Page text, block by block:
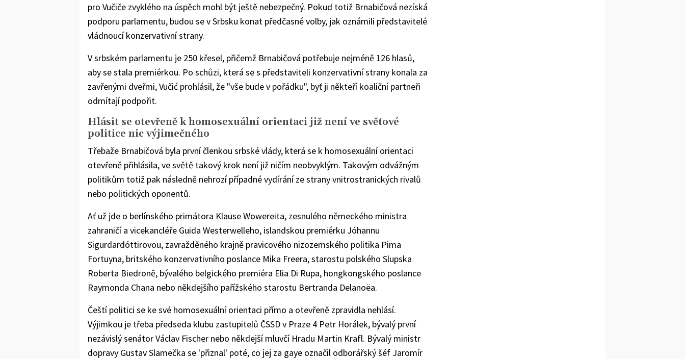
pro Vučiče zvyklého na úspěch mohl být ještě nebezpečný. Pokud totiž Brnabičová nezíská
podporu parlamentu, budou se v Srbsku konat předčasné volby, jak oznámili představitelé
vládnoucí konzervativní strany.
V srbském parlamentu je 250 křesel, přičemž Brnabičová potřebuje nejméně 126 hlasů,
aby se stala premiérkou. Po schůzi, která se s představiteli konzervativní strany konala za
zavřenými dveřmi, Vučić prohlásil, že "vše bude v pořádku", byť ji někteří koaliční partneři
odmítají podpořit.
Hlásit se otevřeně k homosexuální orientaci již není ve světové
politice nic výjimečného
Třebaže Brnabičová byla první členkou srbské vlády, která se k homosexuální orientaci
otevřeně přihlásila, ve světě takový krok není již ničím neobvyklým. Takovým odvážným
politikům totiž pak následně nehrozí případné vydírání ze strany vnitrostranických rivalů
nebo politických oponentů.
Ať už jde o berlínského primátora Klause Wowereita, zesnulého německého ministra
zahraničí a vicekancléře Guida Westerwelleho, islandskou premiérku Jóhannu
Sigurdardóttirovou, zavražděného krajně pravicového nizozemského politika Pima
Fortuyna, britského konzervativního poslance Mika Freera, starostu polského Slupska
Roberta Biedroně, bývalého belgického premiéra Elia Di Rupa, hongkongského poslance
Raymonda Chana nebo někdejšího pařížského starostu Bertranda Delanoëa.
Čeští politici se ke své homosexuální orientaci přímo a otevřeně zpravidla nehlásí.
Výjimkou je třeba předseda klubu zastupitelů ČSSD v Praze 4 Petr Horálek, bývalý první
nezávislý senátor Václav Fischer nebo někdejší mluvčí Hradu Martin Krafl. Bývalý ministr
dopravy Gustav Slamečka se 'přiznal' poté, co jej za gaye označil odborářský šéf Jaromír